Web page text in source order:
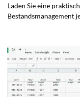
Laden Sie eine
Bestandsmanagement